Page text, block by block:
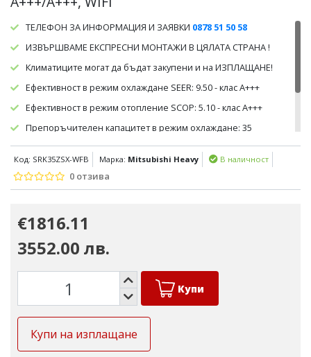
ТЕЛЕФОН ЗА ИНФОРМАЦИЯ И ЗАЯВКИ 0878 51 50 58
ИЗВЪРШВАМЕ ЕКСПРЕСНИ МОНТАЖИ В ЦЯЛАТА СТРАНА !
Климатиците могат да бъдат закупени и на ИЗПЛАЩАНЕ!
Ефективност в режим охлаждане SEER: 9.50 - клас А+++
Ефективност в режим отопление SCOP: 5.10 - клас А+++
Препоръчителен капацитет в режим охлаждане: 35
Препоръчителен капацитет в режим отопление:
30кв.м/80 куб.м
Код: SRK35ZSX-WFB Марка: Mitsubishi Heavy В наличност
0 отзива
€1816.11
3552.00 лв.
Купи
Купи на изплащане